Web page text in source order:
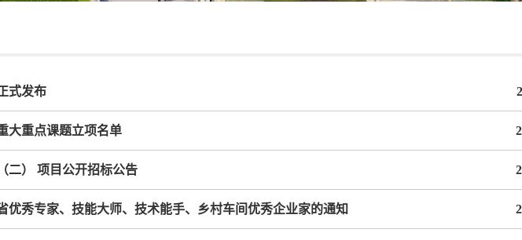
式发布
大重点课题立项名单
二） 项目公开招标公告
秀专家、技能大师、技术能手、乡村车间优秀企业家的通知